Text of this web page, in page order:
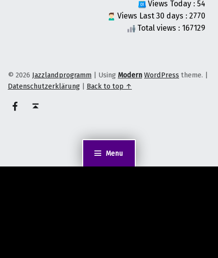
Menu
Views Today : 54
Views Last 30 days : 2770
Total views : 167129
© 2026 Jazzlandprogramm | Using Modern WordPress theme. |
Datenschutzerklärung | Back to top ↑